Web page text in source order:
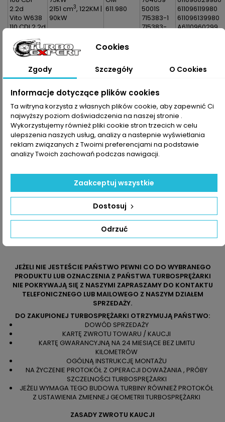
2.2d
Vito W638
110 CDI 2.2d
112 CDI 2.2d
V-Klasa
CDI 2.2d
V-Klasa
W638 220
2151 cm3, 122KM |
90kW
611.980
5001S
715383-1
715383-
720477-
611096119980
611096139980
A6110960299
A611096139980
Dane zawarte w tabeli mogą odbiegać od rzeczywistości.
Dokładamy wszelkich starań aby jednak tak nie było.
Najlepszym kryterium doboru części jest sprawdzenie
numerów producenta na uszkodzonej części.
JEŻELI NIE JESTEŚCIE PAŃSTWO PEWNI CO DO WYBRANEGO
PRODUKTU LUB OZNACZENIA Z PAŃSTWA TURBOSPRĘŻARKI
NIE POKRYWAJĄ SIĘ Z NASZYMI ZAPRASZAMY DO KONTAKTU
TELEFONICZNEGO LUB MAILOWEGO Z NASZYM DZIAŁEM
SPRZEDAŻY.
DO ZAKUPIONEJ TURBOSPRĘŻARKI OTRZYMUJĄ PAŃSTWO:
DOWÓD SPRZEDAŻY
KARTĘ ZWROTU TOWARU / KAUCJI
KARTĘ GWARANCYJNĄ NA 24 MIESIĄCE BEZ LIMITU
KILOMETRÓW
OGÓLNĄ INSTRUKCJĘ MONTAŻU
NA ŻYCZENIE PROTOKÓŁ Z OPERACJI DOWAŻANIA , PRÓBY
SZCZELNOŚCI TURBOSPRĘŻARKI
JEŻELI WYMAGA TEGO BUDOWA TURBINY RÓWNIEŻ PROTOKÓŁ
Z USTAWIENIA ZMIENNEJ GEOMETRII TURBOSPRĘŻARKI
ZASADY ZWROTU KAUCJI
Cookies
Zgody Szczegóły O Cookies
Informacje dotyczące plików cookies
Ta witryna korzysta z własnych plików cookie, aby zapewnić Ci
najwyższy poziom doświadczenia na naszej stronie .
Wykorzystujemy również pliki cookie stron trzecich w celu
ulepszenia naszych usług, analizy a nastepnie wyświetlania
reklam związanych z Twoimi preferencjami na podstawie
analizy Twoich zachowań podczas nawigacji.
Odrzuć
Dostosuj
Zaakceptuj wszystkie